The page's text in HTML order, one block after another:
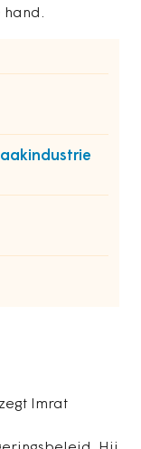
hand.
Imrat